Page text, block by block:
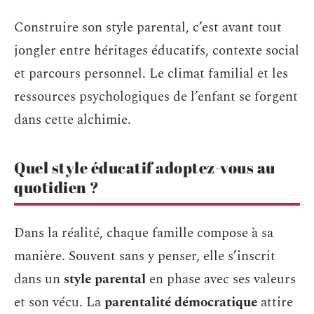
Construire son style parental, c’est avant tout
jongler entre héritages éducatifs, contexte social
et parcours personnel. Le climat familial et les
ressources psychologiques de l’enfant se forgent
dans cette alchimie.
Quel style éducatif adoptez-vous au
quotidien ?
Dans la réalité, chaque famille compose à sa
manière. Souvent sans y penser, elle s’inscrit
dans un style parental en phase avec ses valeurs
et son vécu. Laparentalité démocratique attire